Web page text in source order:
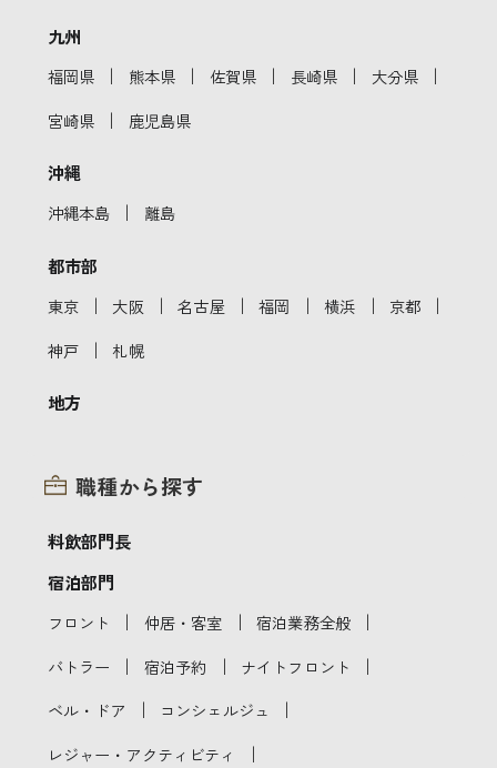
九州
福岡県 ｜ 熊本県 ｜ 佐賀県 ｜ 長崎県 ｜ 大分県 ｜
宮崎県 ｜ 鹿児島県
沖縄
沖縄本島 ｜ 離島
都市部
東京 ｜ 大阪 ｜ 名古屋 ｜ 福岡 ｜ 横浜 ｜ 京都 ｜
神戸 ｜ 札幌
地方
職種から探す
料飲部門長
宿泊部門
フロント ｜ 仲居・客室 ｜ 宿泊業務全般 ｜
バトラー ｜ 宿泊予約 ｜ ナイトフロント ｜
ベル・ドア ｜ コンシェルジュ ｜
レジャー・アクティビティ ｜